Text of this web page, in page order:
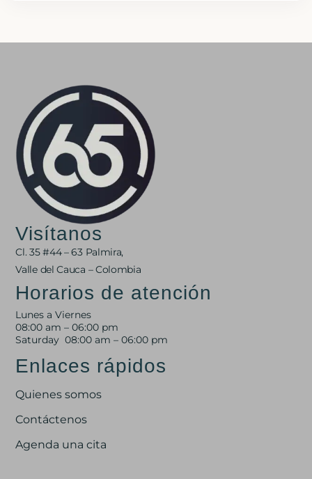
Visítanos
Cl. 35 #44 – 63 Palmira,
Valle del Cauca – Colombia
Horarios de atención
Lunes a Viernes
08:00 am – 06:00 pm
Saturday 08:00 am – 06:00 pm
Enlaces rápidos
Quienes somos
Contáctenos
Agenda una cita